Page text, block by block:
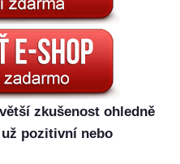
zkušenost ohledně
pozitivní nebo